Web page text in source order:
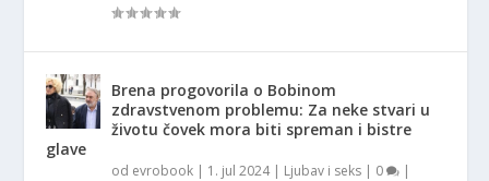
Brena progovorila o Bobinom
zdravstvenom problemu: Za neke stvari u
životu čovek mora biti spreman i bistre
glave
od evrobook | 1. jul 2024| Ljubav i seks | 0 |